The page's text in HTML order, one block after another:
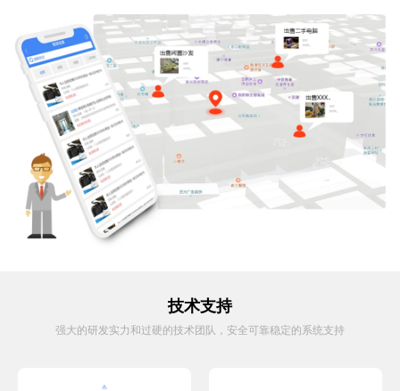
技术支持
强大的研发实力和过硬的技术团队，安全可靠稳定的系统支持